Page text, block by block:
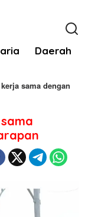
Daerah
sama dengan